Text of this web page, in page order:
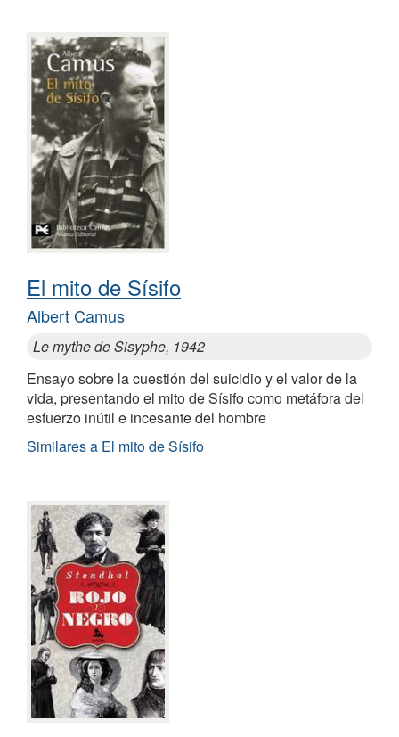
El mito de Sísifo
Albert Camus
Le mythe de Sisyphe, 1942
Ensayo sobre la cuestión del suicidio y el valor de la
vida, presentando el mito de Sísifo como metáfora del
esfuerzo inútil e incesante del hombre
Similares a El mito de Sísifo